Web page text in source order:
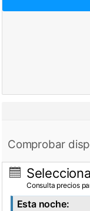
Comprobar
Consulta precios
Esta noche: